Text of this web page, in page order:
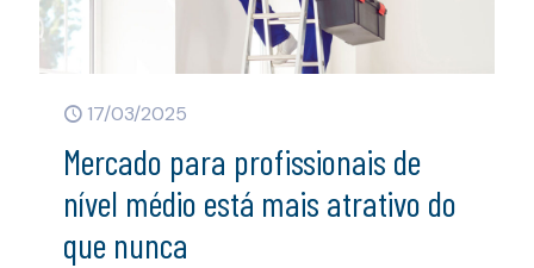
17/03/2025
Mercado para profissionais de
nível médio está mais atrativo do
que nunca